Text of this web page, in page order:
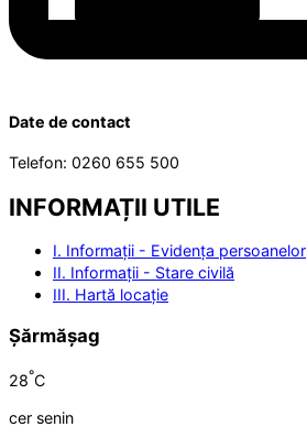
Date de contact
Telefon: 0260 655 500
INFORMAȚII UTILE
I. Informații - Evidența persoanelor
II. Informații - Stare civilă
III. Hartă locație
Șărmășag
28°C
cer senin